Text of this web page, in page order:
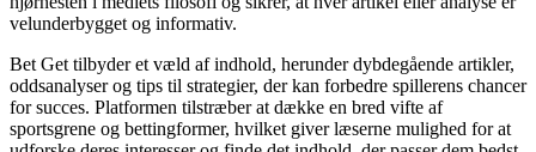
velunderbygget og informativ.
Bet Get tilbyder et væld af indhold, herunder dybdegående artikler,
oddsanalyser og tips til strategier, der kan forbedre spillerens chancer
for succes. Platformen tilstræber at dække en bred vifte af
sportsgrene og bettingformer, hvilket giver læserne mulighed for at